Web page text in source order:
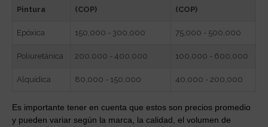
Pintura
(COP)
(COP)
Epóxica 150,000 - 300,000 75,000 - 500,000
Poliuretánica 200,000 - 400,000 100,000 - 600,000
Alquídica 80,000 - 150,000 40,000 - 200,000
Es importante tener en cuenta que estos son precios promedio
y pueden variar según la marca, la calidad, el volumen de